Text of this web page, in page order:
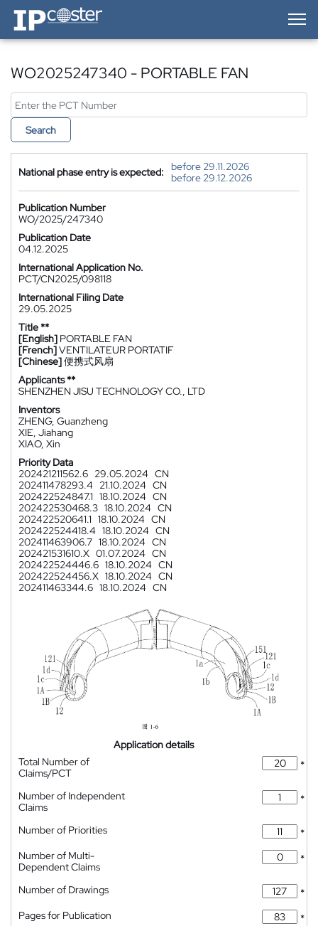
IP-Coster — Home
WO2025247340 - PORTABLE FAN
Search
National phase entry is expected:
before 29.11.2026
before 29.12.2026
Publication Number
WO/2025/247340
Publication Date
04.12.2025
International Application No.
PCT/CN2025/098118
International Filing Date
29.05.2025
Title **
[English] PORTABLE FAN
[French]VENTILATEUR PORTATIF
[Chinese]便携式风扇
Applicants **
SHENZHEN JISU TECHNOLOGY CO., LTD
Inventors
ZHENG, Guanzheng
XIE, Jiahang
XIAO, Xin
Priority Data
202421211562.6 29.05.2024 CN
202411478293.4
21.10.2024 CN
202422524847.1 18.10.2024 CN
202422530468.3 18.10.2024 CN
202422520641.1 18.10.2024 CN
202422524418.4 18.10.2024 CN
202411463906.7 18.10.2024 CN
202421531610.X 01.07.2024 CN
202422524446.6 18.10.2024 CN
202422524456.X 18.10.2024 CN
202411463344.6 18.10.2024 CN
Application details
Total Number of
Claims/PCT
*
Number of Independent
Claims
*
Number of Priorities
*
Number of Multi-
Dependent Claims
*
Number of Drawings
*
Pages for Publication
*